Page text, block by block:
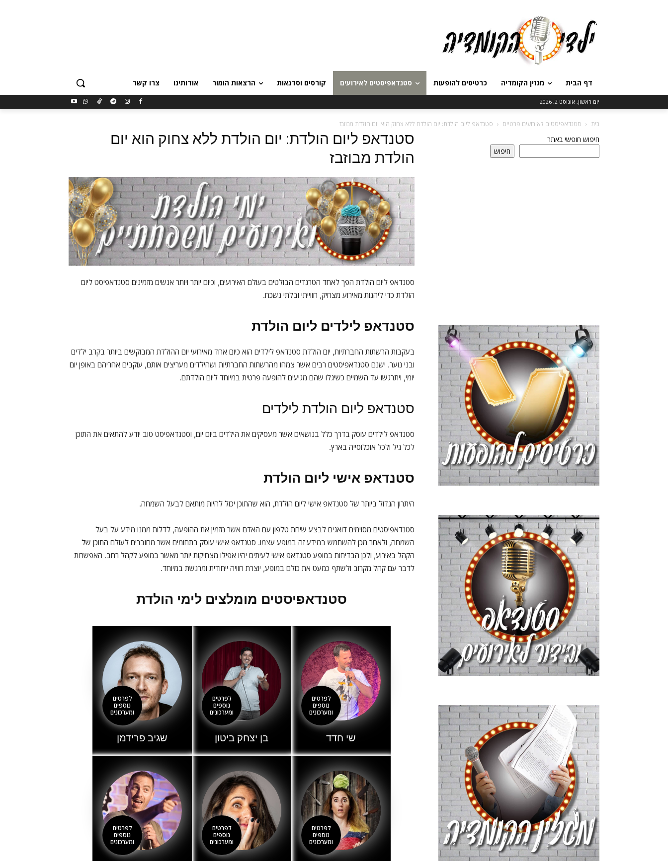
דף הבית מגזין הקומדיה כרטיסים להופעות סטנדאפיסטים לאירועים קורסים וסדנאות הרצאות הומור אודותינו צרו קשר
יום ראשון, אוגוסט 2, 2026
בית סטנדאפיסטים לאירועים פרטיים סטנדאפ ליום הולדת: יום הולדת ללא צחוק הוא יום הולדת מבוזבז
סטנדאפ ליום הולדת: יום הולדת ללא צחוק הוא יום
הולדת מבוזבז
סטנדאפ ליום הולדת הפך לאחד הטרנדים הבולטים בעולם האירועים, וכיום יותר ויותר אנשים מזמינים סטנדאפיסט ליום
הולדת כדי ליהנות מאירוע מצחיק, חווייתי ובלתי נשכח.
סטנדאפ לילדים ליום הולדת
בעקבות הרשתות החברתיות, יום הולדת סטנדאפ לילדים הוא כיום אחד מאירועי יום ההולדת המבוקשים ביותר בקרב ילדים
ובני נוער. ישנם סטנדאפיסטים רבים אשר צמחו מהרשתות החברתיות ושהילדים מעריצים אותם, עוקבים אחריהם באופן יום
יומי, ויתרגשו עד השמיים כשיגלו שהם מגיעים להופעה פרטית במיוחד ליום הולדתם.
סטנדאפ ליום הולדת לילדים
סטנדאפ לילדים עוסק בדרך כלל בנושאים אשר מעסיקים את הילדים ביום יום, וסטנדאפיסט טוב יודע להתאים את התוכן
לכל גיל ולכל אוכלוסייה בארץ.
סטנדאפ אישי ליום הולדת
היתרון הגדול ביותר של סטנדאפ אישי ליום הולדת, הוא שהתוכן יכול להיות מותאם לבעל השמחה.
סטנדאפיסטים מסוימים דואגים לבצע שיחת טלפון עם האדם אשר מזמין את ההופעה, לדלות ממנו מידע על בעל
השמחה, ולאחר מכן להשתמש במידע זה במופע עצמו. סטנדאפ אישי עוסק בתחומים אשר מחוברים לעולם התוכן של
הקהל באירוע, ולכן הבדיחות במופע סטנדאפ אישי לעיתים יהיו אפילו מצחיקות יותר מאשר במופע לקהל רחב. האפשרות
לדבר עם קהל מקרוב ולשתף כמעט את כולם במופע, יוצרת חוויה ייחודית ומרגשת במיוחד.
סטנדאפיסטים מומלצים לימי הולדת
שי חדד
לפרטים
נוספים
ומערכונים
בן יצחק ביטון
לפרטים
נוספים
ומערכונים
שגיב פרידמן
לפרטים
נוספים
ומערכונים
לפרטים
נוספים
ומערכונים
לפרטים
נוספים
ומערכונים
לפרטים
נוספים
ומערכונים
חיפוש חופשי באתר
חיפוש